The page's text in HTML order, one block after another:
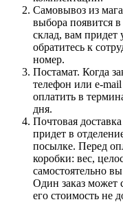
Самовывоз из
выбора появится в
склад, вам придет
обратитесь к
номер.
Постамат. Когда
телефон или e-
оплатить в
дня.
Почтовая
придет в
посылке. Перед
коробки: вес,
самостоятельно
Один заказ может
его стоимость не